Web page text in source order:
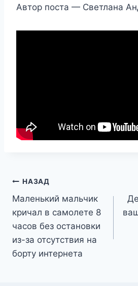
Автор поста — Светлана
Навигация
по
записям
НАЗАД
Маленький мальчик
кричал в самолете 8
часов без остановки
из-за отсутствия на
борту интернета